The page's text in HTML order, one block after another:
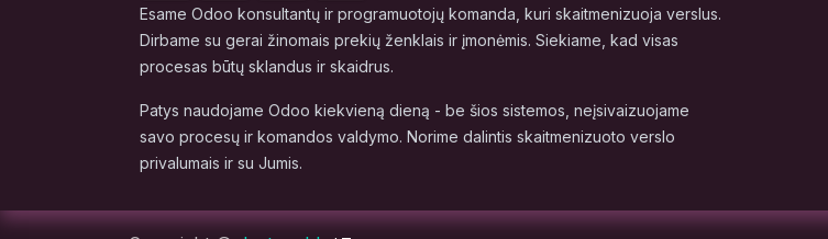
Esame Odoo konsultantų ir programuotojų komanda, kuri skaitmenizuoja verslus.
Dirbame su gerai žinomais prekių ženklais ir įmonėmis. Siekiame, kad visas
procesas būtų sklandus ir skaidrus.
Patys naudojame Odoo kiekvieną dieną - be šios sistemos, neįsivaizuojame
savo procesų ir komandos valdymo. Norime dalintis skaitmenizuoto verslo
privalumais ir su Jumis.